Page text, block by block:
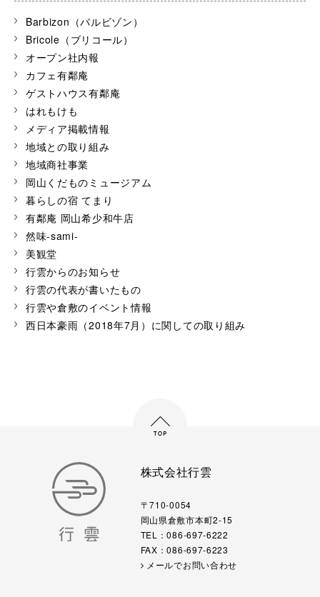
Barbizon（バルビゾン）
Bricole（ブリコール）
オープン社内報
カフェ有鄰庵
ゲストハウス有鄰庵
はれもけも
メディア掲載情報
地域との取り組み
地域商社事業
岡山くだものミュージアム
暮らしの宿 てまり
有鄰庵 岡山希少和牛店
然味-sami-
美観堂
行雲からのお知らせ
行雲の代表が書いたもの
行雲や倉敷のイベント情報
西日本豪雨（2018年7月）に関しての取り組み
株式会社行雲
〒710-0054
岡山県倉敷市本町2-15
TEL：086-697-6222
FAX：086-697-6223
メールでお問い合わせ